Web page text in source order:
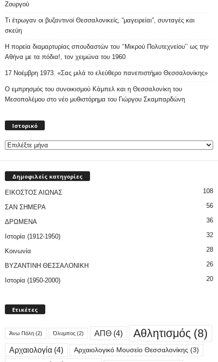
Ζουργού
Τι έτρωγαν οι βυζαντινοί Θεσσαλονικείς, ”μαγειρείαι”, συνταγές και
σκεύη
Η πορεία διαμαρτυρίας σπουδαστών του ‘’Μικρού Πολυτεχνείου’’ ως την
Αθήνα με τα πόδια!, τον χειμώνα του 1960
17 Νοέμβρη 1973. «Σας μιλά το ελεύθερο πανεπιστήμιο Θεσσαλονίκης»
Ο εμπρησμός του συνοικισμού Κάμπελ και η Θεσσαλονίκη του
Μεσοπολέμου στο νέο μυθιστόρημα του Γιώργου Σκαμπαρδώνη
Ιστορικό
Δημοφιλείς κατηγορίες
ΕΙΚΟΣΤΟΣ ΑΙΩΝΑΣ 108
ΣΑΝ ΣΗΜΕΡΑ 56
ΔΡΩΜΕΝΑ 36
Ιστορία (1912-1950) 32
Κοινωνία 28
ΒΥΖΑΝΤΙΝΗ ΘΕΣΣΑΛΟΝΙΚΗ 26
Ιστορία (1950-2000) 20
Ετικέτες
Άνω Πόλη (2) Όλυμπος (2) ΑΠΘ (4) Αθλητισμός (8)
Αρχαιολογία (4) Αρχαιολογικό Μουσείο Θεσσαλονίκης (3)